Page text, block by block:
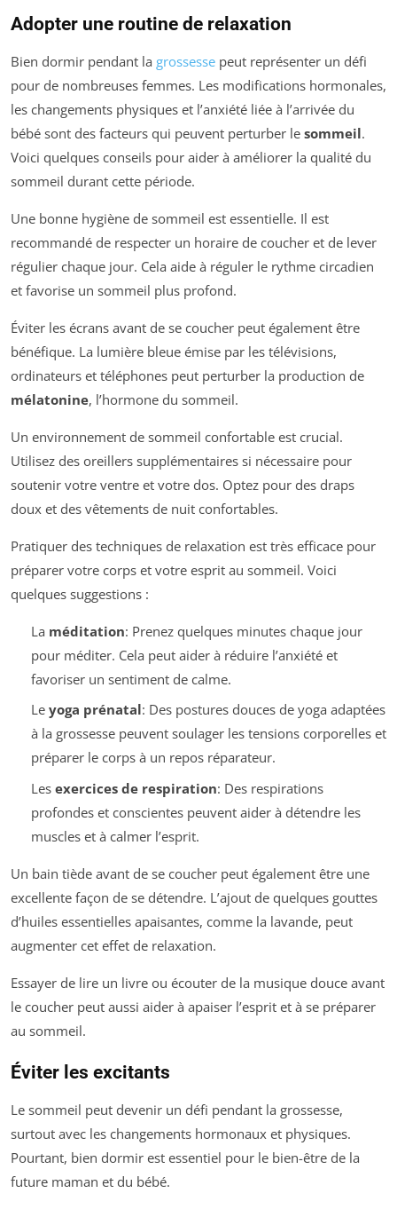
Adopter une routine de relaxation
Bien dormir pendant la grossesse peut représenter un défi
pour de nombreuses femmes. Les modifications hormonales,
les changements physiques et l’anxiété liée à l’arrivée du
bébé sont des facteurs qui peuvent perturber le sommeil.
Voici quelques conseils pour aider à améliorer la qualité du
sommeil durant cette période.
Une bonne hygiène de sommeil est essentielle. Il est
recommandé de respecter un horaire de coucher et de lever
régulier chaque jour. Cela aide à réguler le rythme circadien
et favorise un sommeil plus profond.
Éviter les écrans avant de se coucher peut également être
bénéfique. La lumière bleue émise par les télévisions,
ordinateurs et téléphones peut perturber la production de
mélatonine, l’hormone du sommeil.
Un environnement de sommeil confortable est crucial.
Utilisez des oreillers supplémentaires si nécessaire pour
soutenir votre ventre et votre dos. Optez pour des draps
doux et des vêtements de nuit confortables.
Pratiquer des techniques de relaxation est très efficace pour
préparer votre corps et votre esprit au sommeil. Voici
quelques suggestions :
La méditation: Prenez quelques minutes chaque jour
pour méditer. Cela peut aider à réduire l’anxiété et
favoriser un sentiment de calme.
Le yoga prénatal: Des postures douces de yoga adaptées
à la grossesse peuvent soulager les tensions corporelles et
préparer le corps à un repos réparateur.
Les exercices de respiration: Des respirations
profondes et conscientes peuvent aider à détendre les
muscles et à calmer l’esprit.
Un bain tiède avant de se coucher peut également être une
excellente façon de se détendre. L’ajout de quelques gouttes
d’huiles essentielles apaisantes, comme la lavande, peut
augmenter cet effet de relaxation.
Essayer de lire un livre ou écouter de la musique douce avant
le coucher peut aussi aider à apaiser l’esprit et à se préparer
au sommeil.
Éviter les excitants
Le sommeil peut devenir un défi pendant la grossesse,
surtout avec les changements hormonaux et physiques.
Pourtant, bien dormir est essentiel pour le bien-être de la
future maman et du bébé.